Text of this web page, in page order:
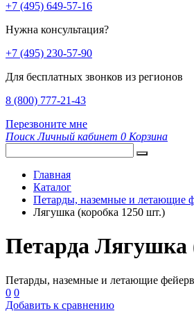
+7 (495) 649-57-16
Нужна консультация?
+7 (495) 230-57-90
Для бесплатных звонков из регионов
8 (800) 777-21-43
Перезвоните мне
Поиск Личный кабинет 0 Корзина
Главная
Каталог
Петарды, наземные и летающие
Лягушка (коробка 1250 шт.)
Петарда Лягушка
Петарды, наземные и летающие
0 0
Добавить к сравнению